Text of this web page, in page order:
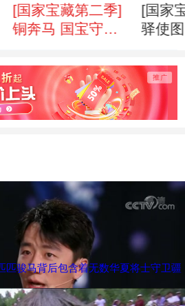
[国家宝藏第二季]
铜奔马 国宝守护
[国家
驿使
匹骏马背后包含着无数华夏将士守卫疆